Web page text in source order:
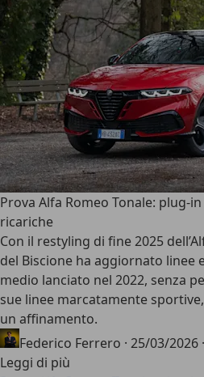
Prova Alfa Romeo Tonale: plug-
ricariche
Con il restyling di fine 2025 dell’
del Biscione ha aggiornato linee
medio lanciato nel 2022, senza
sue linee marcatamente
un affinamento.
Federico Ferrero · 25/03/2026 ·
Leggi di più